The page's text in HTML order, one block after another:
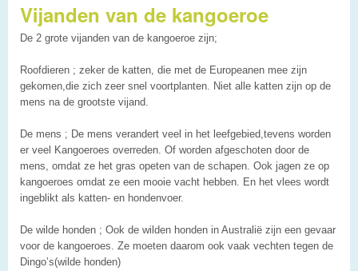
Vijanden van de kangoeroe
De 2 grote vijanden van de kangoeroe zijn;
Roofdieren ; zeker de katten, die met de Europeanen mee zijn
gekomen,die zich zeer snel voortplanten. Niet alle katten zijn op de
mens na de grootste vijand.
De mens ; De mens verandert veel in het leefgebied,tevens worden
er veel Kangoeroes overreden. Of worden afgeschoten door de
mens, omdat ze het gras opeten van de schapen. Ook jagen ze op
kangoeroes omdat ze een mooie vacht hebben. En het vlees wordt
ingeblikt als katten- en hondenvoer.
De wilde honden ; Ook de wilden honden in Australië zijn een gevaar
voor de kangoeroes. Ze moeten daarom ook vaak vechten tegen de
Dingo’s(wilde honden)